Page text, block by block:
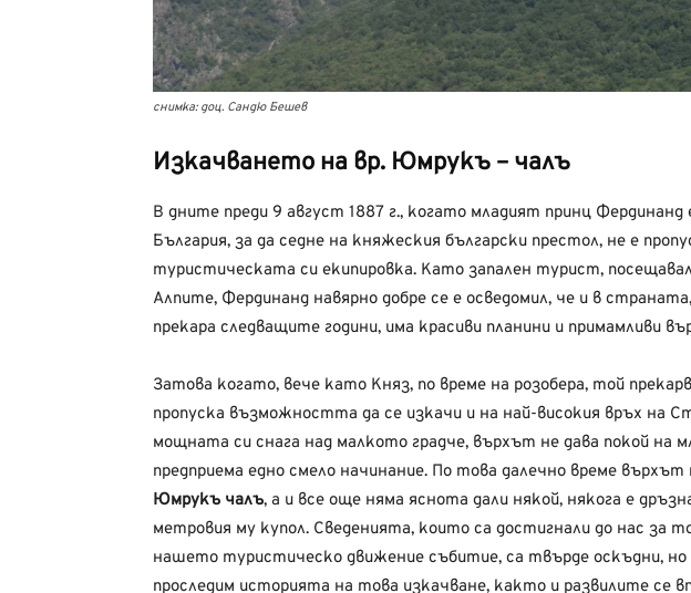
снимка: доц. Сандю Бешев
Изкачването на вр. Юмрукъ – чалъ
В дните преди 9 август 1887 г., когато младият принц
България, за да седне на княжеския български престол, не е
туристическата си екипировка. Като запален турист,
Алпите, Фердинанд навярно добре се е осведомил, че и в
прекара следващите години, има красиви планини и примамливи
Затова когато, вече като Княз, по време на розобера, той
пропуска възможността да се изкачи и на най-високия връх на
мощната си снага над малкото градче, върхът не дава покой на
предприема едно смело начинание. По това далечно време
Юмрукъ чалъ, а и все още няма яснота дали някой, някога е
метровия му купол. Сведенията, които са достигнали до нас за
нашето туристическо движение събитие, са твърде оскъдни, но
проследим историята на това изкачване, както и развилите се